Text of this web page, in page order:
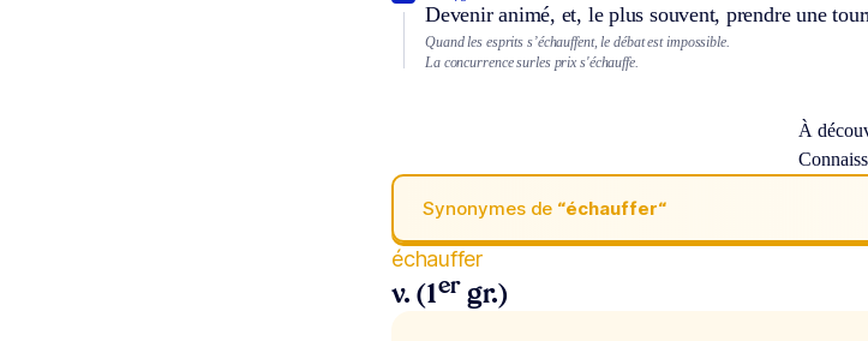
Devenir animé, et, le plus souvent, prendre une
Quand les esprits s’échauffent, le débat est impossible.
La concurrence surles prix s'échauffe.
À
Synonymes de “échauffer“
échauffer
v. (1er gr.)